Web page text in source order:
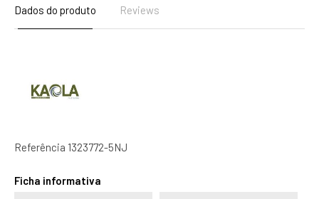
Dados do produto Reviews
Referência 1323772-5NJ
Ficha informativa